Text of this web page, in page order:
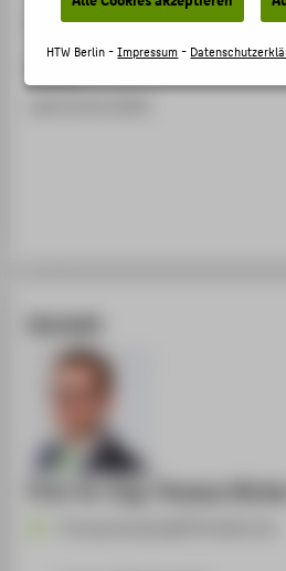
https://www.cigre.org
Kontakt
Prof. Dr.-Ing. Thomas Hücker
INFORMATIONEN
HTW Berlin -Impressum-